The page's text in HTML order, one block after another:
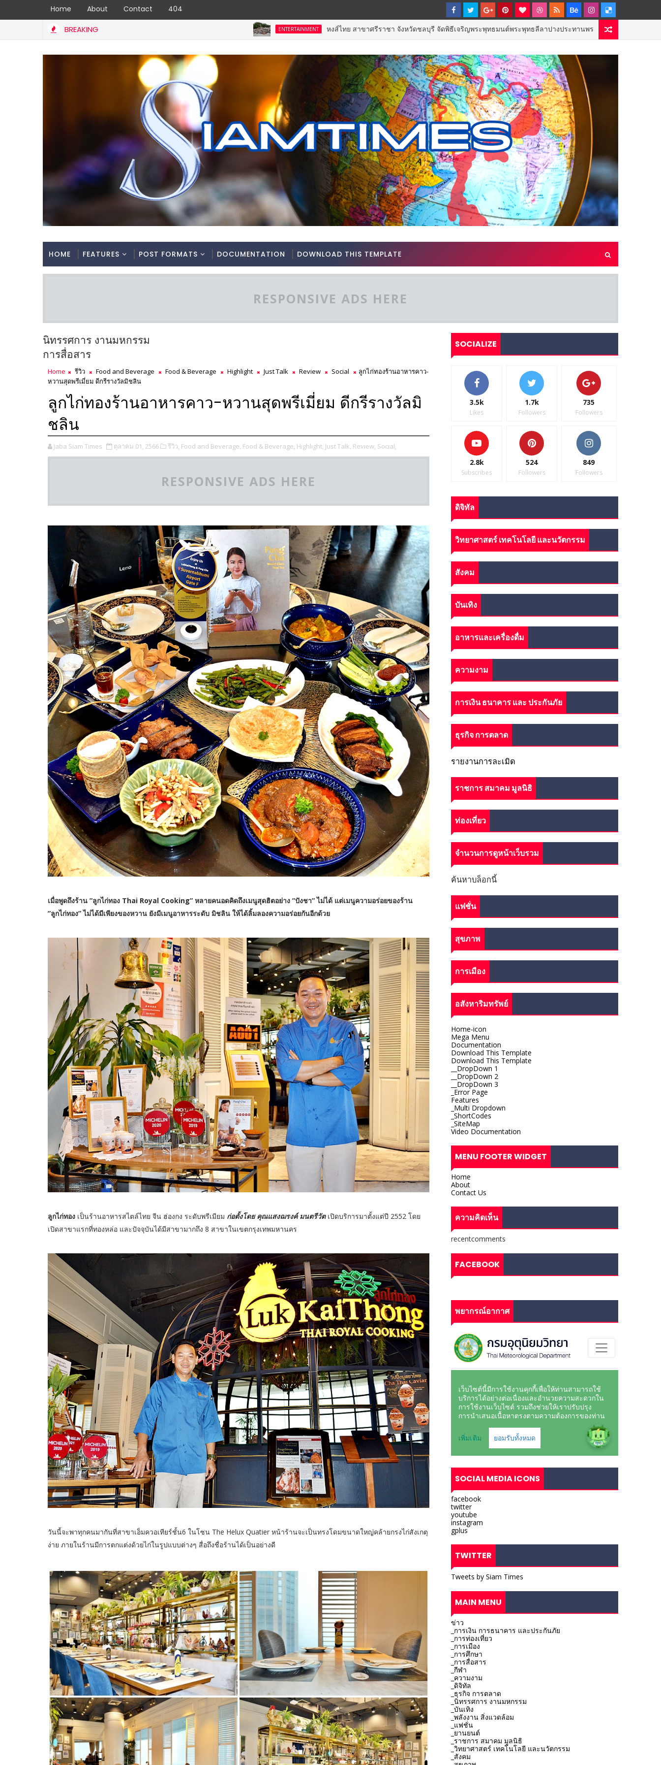
Home About Contact 404
BREAKING ENTERTAINMENT หงส์ไทย สาขาศรีราชา จังหวัดชลบุรี จัดพิธีเจริญพระพุทธมนต์พระพุทธลีลาปางประทานพร GOVERNMENT & NPO
HOME FEATURES POST FORMATS DOCUMENTATION DOWNLOAD THIS TEMPLATE
RESPONSIVE ADS HERE
นิทรรศการ งานมหกรรม
การสื่อสาร
Home รีวิว Food and Beverage Food & Beverage Highlight Just Talk Review Social
ลูกไก่ทองร้านอาหารคาว-
หวานสุดพรีเมี่ยม ดีกรีรางวัลมิชลิน
ลูกไก่ทองร้านอาหารคาว-หวานสุดพรีเมี่ยม ดีกรีรางวัลมิ
ชลิน
Jaba Siam Times ตุลาคม 01, 2566 รีวิว, Food and Beverage, Food & Beverage, Highlight, Just Talk, Review, Social,
RESPONSIVE ADS HERE
เมื่อพูดถึงร้าน ”ลูกไก่ทอง Thai Royal Cooking” หลายคนอดคิดถึงเมนูสุดฮิตอย่าง ”ปังชา” ไม่ได้ แต่เมนูความอร่อยของร้าน
”ลูกไก่ทอง” ไม่ได้มีเพียงของหวาน ยังมีเมนูอาหารระดับ มิชลิน ให้ได้ลิ้มลองความอร่อยกันอีกด้วย
ลูกไก่ทอง เป็นร้านอาหารสไตล์ไทย จีน ฮ่องกง ระดับพรีเมียม ก่อตั้งโดย คุณแสงฌรงค์ มนตรีวัตเปิดบริการมาตั้งแต่ปี 2552 โดย
เปิดสาขาแรกที่ทองหล่อ และปัจจุบันได้มีสาขามากถึง 8 สาขาในเขตกรุงเทพมหานคร
วันนี้จะพาทุกคนมากันที่สาขาเอ็มควอเทียร์ชั้น6 ในโซน The Helux Quatier หน้าร้านจะเป็นทรงโดมขนาดใหญ่คล้ายกรงไก่สังเกตุ
ง่าย ภายในร้านมีการตกแต่งด้วยไก่ในรูปแบบต่างๆ สื่อถึงชื่อร้านได้เป็นอย่างดี
SOCIALIZE
3.5k
Likes
1.7k
Followers
735
Followers
2.8k
Subscribes
524
Followers
849
Followers
ดิจิทัล
วิทยาศาสตร์ เทคโนโลยี และนวัตกรรม
สังคม
บันเทิง
อาหารและเครื่องดื่ม
ความงาม
การเงิน ธนาคาร และ ประกันภัย
ธุรกิจ การตลาด
รายงานการละเมิด
ราชการ สมาคม มูลนิธิ
ท่องเที่ยว
จำนวนการดูหน้าเว็บรวม
ค้นหาบล็อกนี้
แฟชั่น
สุขภาพ
การเมือง
อสังหาริมทรัพย์
Home-icon
Mega Menu
Documentation
Download This Template
Download This Template
__DropDown 1
__DropDown 2
__DropDown 3
_Error Page
Features
_Multi Dropdown
_ShortCodes
_SiteMap
Video Documentation
MENU FOOTER WIDGET
Home
About
Contact Us
ความคิดเห็น
recentcomments
FACEBOOK
พยากรณ์อากาศ
SOCIAL MEDIA ICONS
facebook
twitter
youtube
instagram
gplus
TWITTER
Tweets by Siam Times
MAIN MENU
ข่าว
_การเงิน การธนาคาร และประกันภัย
_การท่องเที่ยว
_การเมือง
_การศึกษา
_การสื่อสาร
_กีฬา
_ความงาม
_ดิจิทัล
_ธุรกิจ การตลาด
_นิทรรศการ งานมหกรรม
_บันเทิง
_พลังงาน สิ่งแวดล้อม
_แฟชั่น
_ยานยนต์
_ราชการ สมาคม มูลนิธิ
_วิทยาศาสตร์ เทคโนโลยี และนวัตกรรม
_สังคม